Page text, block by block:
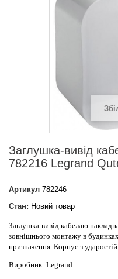
Заглушка-вивід
782216 Legrand
Артикул 782246
Стан: Новий товар
Заглушка-вивід кабелаю
зовнішнього монтажу в
призначення. Корпус з
Виробник: Legrand